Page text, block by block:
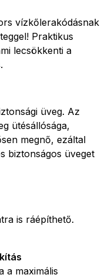
vízkőlerakódásnak
Praktikus
lecsökkenti a
üveg. Az
ütésállósága,
megnő, ezáltal
biztonságos üveget
is ráépíthető.
a maximális